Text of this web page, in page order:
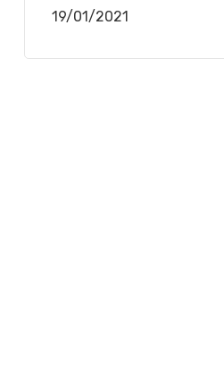
19/01/2021